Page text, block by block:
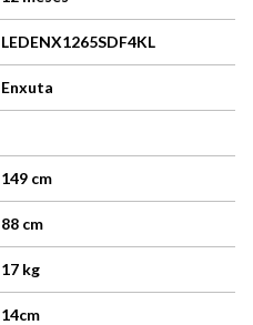
LEDENX1265SDF4KL
Enxuta
149 cm
88 cm
17 kg
14cm